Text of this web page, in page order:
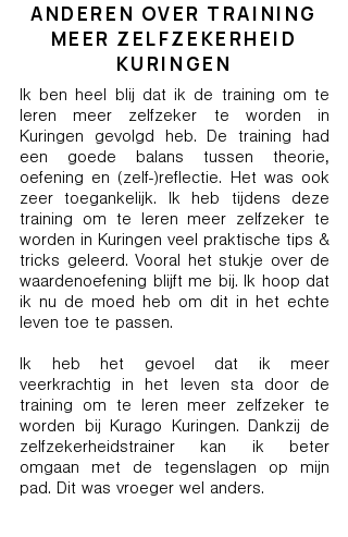
ANDEREN OVER TRAINING
MEER ZELFZEKERHEID
KURINGEN
Ik ben heel blij dat ik de training om te
leren meer zelfzeker te worden in
Kuringen gevolgd heb. De training had
een goede balans tussen theorie,
oefening en (zelf-)reflectie. Het was ook
zeer toegankelijk. Ik heb tijdens deze
training om te leren meer zelfzeker te
worden in Kuringen veel praktische tips &
tricks geleerd. Vooral het stukje over de
waardenoefening blijft me bij. Ik hoop dat
ik nu de moed heb om dit in het echte
leven toe te passen.
Ik heb het gevoel dat ik meer
veerkrachtig in het leven sta door de
training om te leren meer zelfzeker te
worden bij Kurago Kuringen. Dankzij de
zelfzekerheidstrainer kan ik beter
omgaan met de tegenslagen op mijn
pad. Dit was vroeger wel anders.